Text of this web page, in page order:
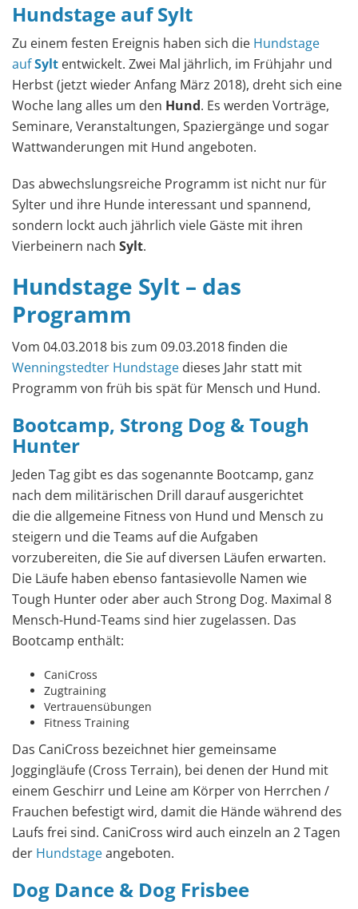
Hundstage auf Sylt
Zu einem festen Ereignis haben sich die Hundstage
aufSylt entwickelt. Zwei Mal jährlich, im Frühjahr und
Herbst (jetzt wieder Anfang März 2018), dreht sich eine
Woche lang alles um den Hund. Es werden Vorträge,
Seminare, Veranstaltungen, Spaziergänge und sogar
Wattwanderungen mit Hund angeboten.
Das abwechslungsreiche Programm ist nicht nur für
Sylter und ihre Hunde interessant und spannend,
sondern lockt auch jährlich viele Gäste mit ihren
Vierbeinern nach Sylt.
Hundstage Sylt – das
Programm
Vom 04.03.2018 bis zum 09.03.2018 finden die
Wenningstedter Hundstage dieses Jahr statt mit
Programm von früh bis spät für Mensch und Hund.
Bootcamp, Strong Dog & Tough
Hunter
Jeden Tag gibt es das sogenannte Bootcamp, ganz
nach dem militärischen Drill darauf ausgerichtet
die die allgemeine Fitness von Hund und Mensch zu
steigern und die Teams auf die Aufgaben
vorzubereiten, die Sie auf diversen Läufen erwarten.
Die Läufe haben ebenso fantasievolle Namen wie
Tough Hunter oder aber auch Strong Dog. Maximal 8
Mensch-Hund-Teams sind hier zugelassen. Das
Bootcamp enthält:
CaniCross
Zugtraining
Vertrauensübungen
Fitness Training
Das CaniCross bezeichnet hier gemeinsame
Joggingläufe (Cross Terrain), bei denen der Hund mit
einem Geschirr und Leine am Körper von Herrchen /
Frauchen befestigt wird, damit die Hände während des
Laufs frei sind. CaniCross wird auch einzeln an 2 Tagen
der Hundstageangeboten.
Dog Dance & Dog Frisbee